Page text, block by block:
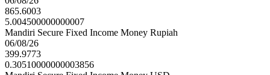
865.6003
5.004500000000007
Mandiri Secure Fixed Income Money Rupiah
06/08/26
399.9773
0.30510000000003856